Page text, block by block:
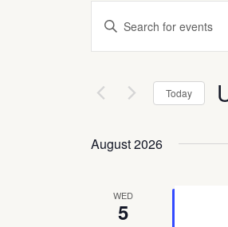
Events
Search
And
Views
Enter
for
by
Today
August 2026
WED
5